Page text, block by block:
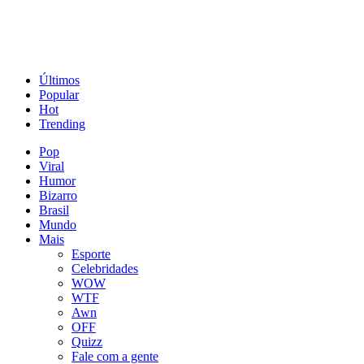
Últimos
Popular
Hot
Trending
Pop
Viral
Humor
Bizarro
Brasil
Mundo
Mais
Esporte
Celebridades
WOW
WTF
Awn
OFF
Quizz
Fale com a gente